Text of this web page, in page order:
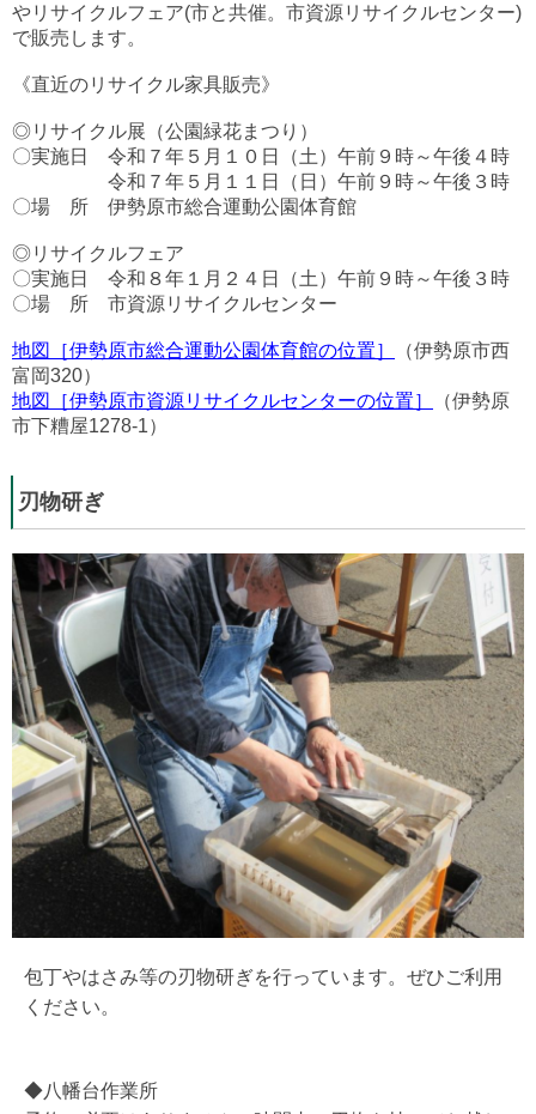
やリサイクルフェア(市と共催。市資源リサイクルセンター)
で販売します。
《直近のリサイクル家具販売》
◎リサイクル展（公園緑花まつり）
〇実施日 令和７年５月１０日（土）午前９時～午後４時
令和７年５月１１日（日）午前９時～午後３時
〇場 所 伊勢原市総合運動公園体育館
◎リサイクルフェア
〇実施日 令和８年１月２４日（土）午前９時～午後３時
〇場 所 市資源リサイクルセンター
地図 ［伊勢原市総合運動公園体育館の位置］
（伊勢原市西
富岡320）
地図
［伊勢原市資源リサイクルセンターの位置］
（伊勢原
市下糟屋1278-1）
刃物研ぎ
包丁やはさみ等の刃物研ぎを行っています。ぜひご利用
ください。
◆八幡台作業所